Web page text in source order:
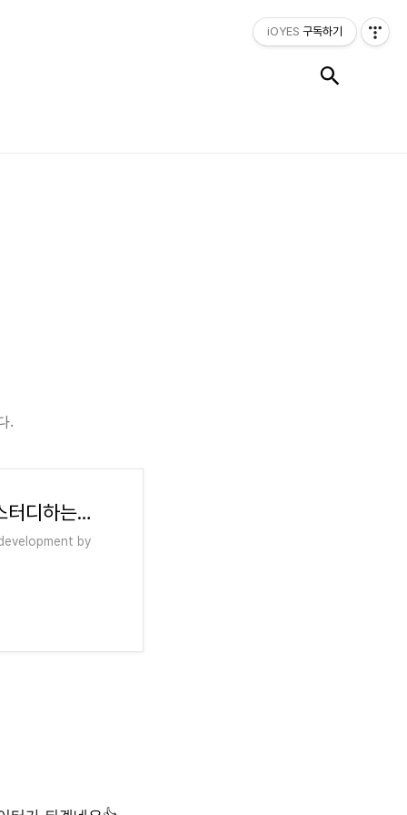
.
GitHub - fimuxd/RxSwift: RxSwift를 스터디하는 공간
by
iOYES 구독하기